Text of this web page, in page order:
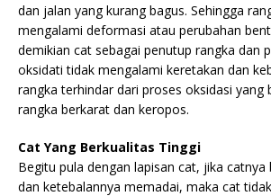
dan jalan yang kurang bagus. Sehingga
mengalami deformasi atau perubahan
demikian cat sebagai penutup rangka dan
oksidati tidak mengalami keretakan dan
rangka terhindar dari proses oksidasi yang
rangka berkarat dan keropos.
Cat Yang Berkualitas Tinggi
Begitu pula dengan lapisan cat, jika catnya
dan ketebalannya memadai, maka cat